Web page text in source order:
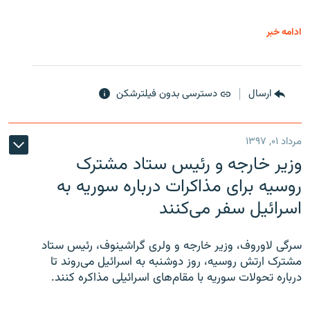
ادامه خبر
ارسال دسترسی بدون فیلترشکن
مرداد ۰۱, ۱۳۹۷
وزیر خارجه و رئیس‌ ستاد مشترک
روسیه برای مذاکرات درباره سوریه به
اسرائیل سفر می‌کنند
سرگی لاوروف، وزیر خارجه و ولری گراشینوف، رئیس ستاد
مشترک ارتش روسیه، روز دوشنبه به اسرائیل می‌روند تا
درباره تحولات سوریه با مقام‌های اسرائیلی مذاکره کنند.